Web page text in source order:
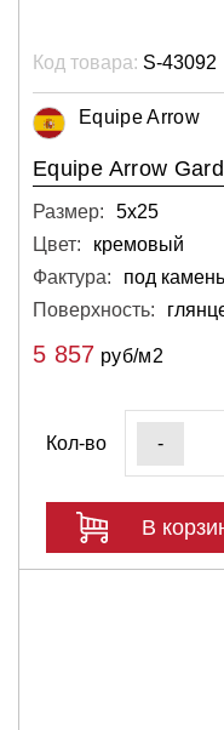
Код товара: S-43092
Equipe Arrow
Equipe Arrow
Размер:
5х25
Цвет:
кремовый
Фактура:
под камень
Поверхность:
5 857 руб/м2
Кол-во -
В